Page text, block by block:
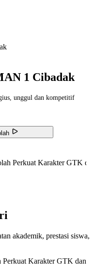
1 Cibadak
unggul dan kompetitif
Perkuat Karakter GTK
akademik, prestasi siswa,